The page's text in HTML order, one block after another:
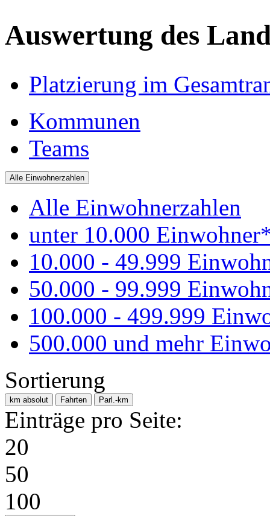
Auswertung des
Platzierung im
Kommunen
Teams
Alle Einwohnerzahlen
Alle Einwohnerzahlen
unter 10.000
10.000 - 49.999
50.000 - 99.999
100.000 - 499.999
500.000 und mehr
Sortierung
km absolut Fahrten Parl.-km
Einträge pro Seite:
20
50
100